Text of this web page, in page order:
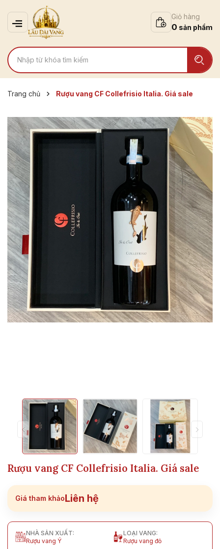
Giỏ hàng
0
Trang chủ Rượu vang CF Collefrisio Italia. Giá sale
Rượu vang CF Collefrisio Italia. Giá sale
Giá tham khảoLiên hệ
NHÀ SẢN XUẤT:
Rượu vang Ý
LOẠI VANG:
Rượu vang đỏ